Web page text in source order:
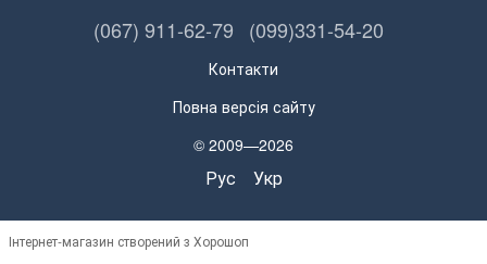
(067) 911-62-79 (099)331-54-20
Контакти
Повна версія сайту
© 2009—2026
Рус Укр
Інтернет-магазин створений з Хорошоп